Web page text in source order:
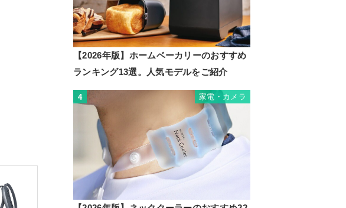
【2026年版】ホームベーカリーのおすすめ
ランキング13選。人気モデルをご紹介
4 家電・カメラ